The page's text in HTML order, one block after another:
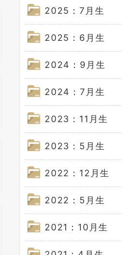
2025：7月生
2025：6月生
2024：9月生
2024：7月生
2023：11月生
2023：5月生
2022：12月生
2022：5月生
2021：10月生